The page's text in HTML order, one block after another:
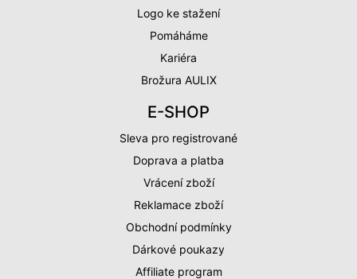
Logo ke stažení
Pomáháme
Kariéra
Brožura AULIX
E-SHOP
Sleva pro registrované
Doprava a platba
Vrácení zboží
Reklamace zboží
Obchodní podmínky
Dárkové poukazy
Affiliate program